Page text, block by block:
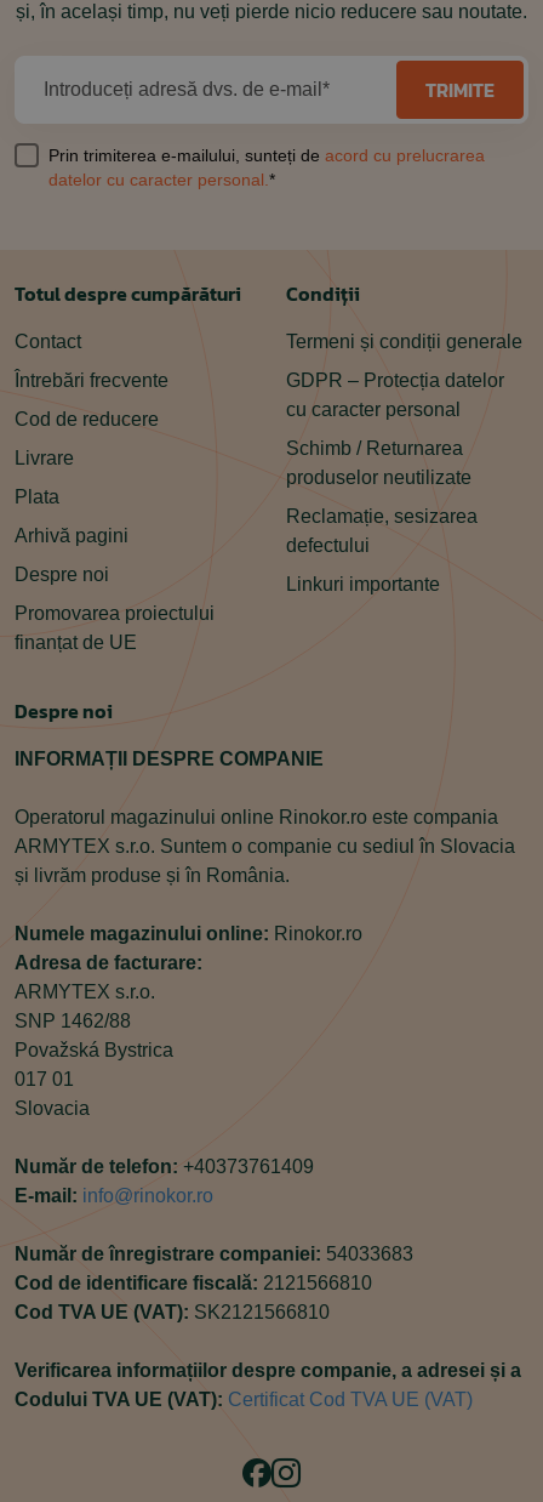
și, în același timp, nu veți pierde nicio reducere sau noutate.
Introduceți adresă dvs. de e-mail* TRIMITE
Prin trimiterea e-mailului, sunteți de acord cu prelucrarea
datelor cu caracter personal. *
Totul despre cumpărături
Contact
Întrebări frecvente
Cod de reducere
Livrare
Plata
Arhivă pagini
Despre noi
Promovarea proiectului
finanțat de UE
Condiții
Termeni și condiții generale
GDPR – Protecția datelor
cu caracter personal
Schimb / Returnarea
produselor neutilizate
Reclamație, sesizarea
defectului
Linkuri importante
Despre noi
INFORMAȚII DESPRE COMPANIE
Operatorul magazinului online Rinokor.ro este compania
ARMYTEX s.r.o. Suntem o companie cu sediul în Slovacia
și livrăm produse și în România.
Numele magazinului online: Rinokor.ro
Adresa de facturare:
ARMYTEX s.r.o.
SNP 1462/88
Považská Bystrica
017 01
Slovacia
Număr de telefon: +40373761409
E-mail: info@rinokor.ro
Număr de înregistrare companiei: 54033683
Cod de identificare fiscală: 2121566810
Cod TVA UE (VAT): SK2121566810
Verificarea informațiilor despre companie, a adresei și a
Codului TVA UE (VAT): Certificat Cod TVA UE (VAT)
Facebook
Instagram